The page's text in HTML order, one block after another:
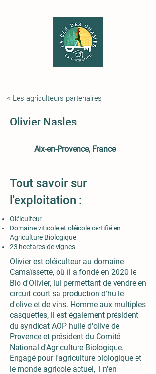
< Les agriculteurs partenaires
Olivier Nasles
Aix-en-Provence, France
Tout savoir sur
l'exploitation :
Oléiculteur
Domaine viticole et oléicole certifié en
Agriculture Biologique
23 hectares de vignes
Olivier est oléiculteur au domaine
Camaïssette, où il a fondé en 2020 le
Bio d'Olivier, lui permettant de vendre en
circuit court sa production d'huile
d'olive et de vins. Homme aux multiples
casquettes, il est également président
du syndicat AOP huile d'olive de
Provence et président du Comité
National d'Agriculture Biologique.
Engagé pour l'agriculture biologique et
le monde agricole actuel, il n'en